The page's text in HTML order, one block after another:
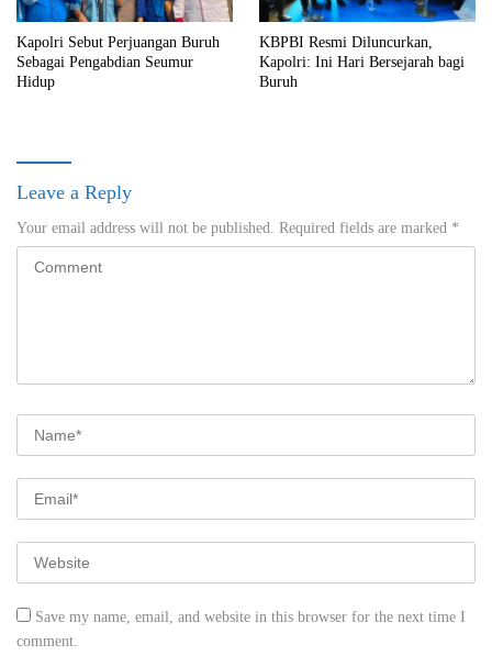
Kapolri Sebut Perjuangan Buruh
Sebagai Pengabdian Seumur
Hidup
KBPBI Resmi Diluncurkan,
Kapolri: Ini Hari Bersejarah bagi
Buruh
Leave a Reply
Your email address will not be published. Required fields are marked *
Save my name, email, and website in this browser for the next time I
comment.